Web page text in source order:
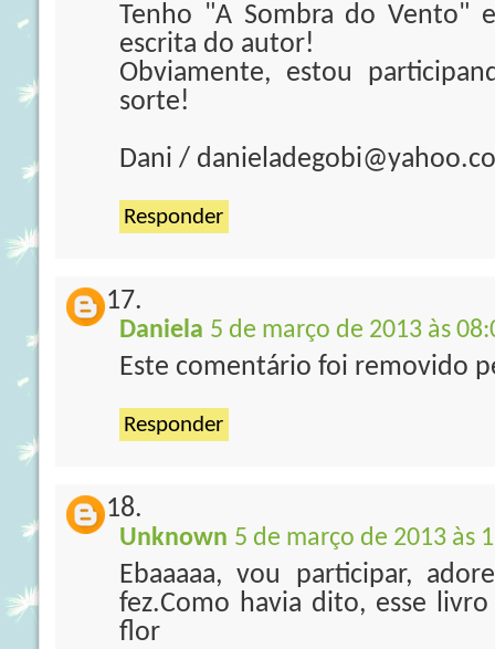
Tenho "A Sombra do Vento"
escrita do autor!
Obviamente, estou
sorte!
Dani /
Responder
Daniela 5 de março de 2013 às
Este comentário foi removido
Responder
Unknown 5 de março de 2013 às
Ebaaaaa, vou participar,
fez.Como havia dito, esse
flor